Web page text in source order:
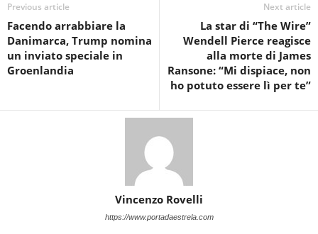
Previous article
Facendo arrabbiare la
Danimarca, Trump nomina
un inviato speciale in
Groenlandia
Next article
La star di “The Wire”
Wendell Pierce reagisce
alla morte di James
Ransone: “Mi dispiace, non
ho potuto essere lì per te”
Vincenzo Rovelli
https://www.portadaestrela.com